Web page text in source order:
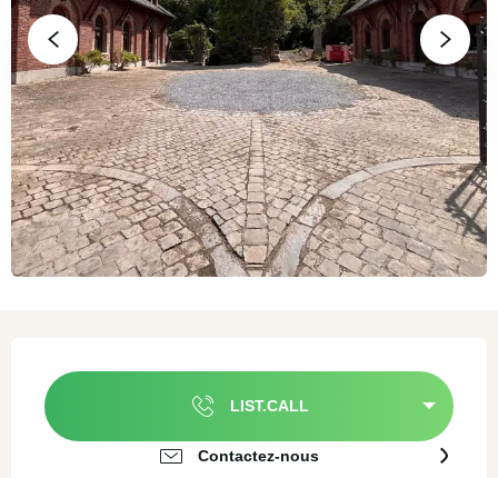
Ouverture et coordonnées
LIST.CALL
Contactez-nous